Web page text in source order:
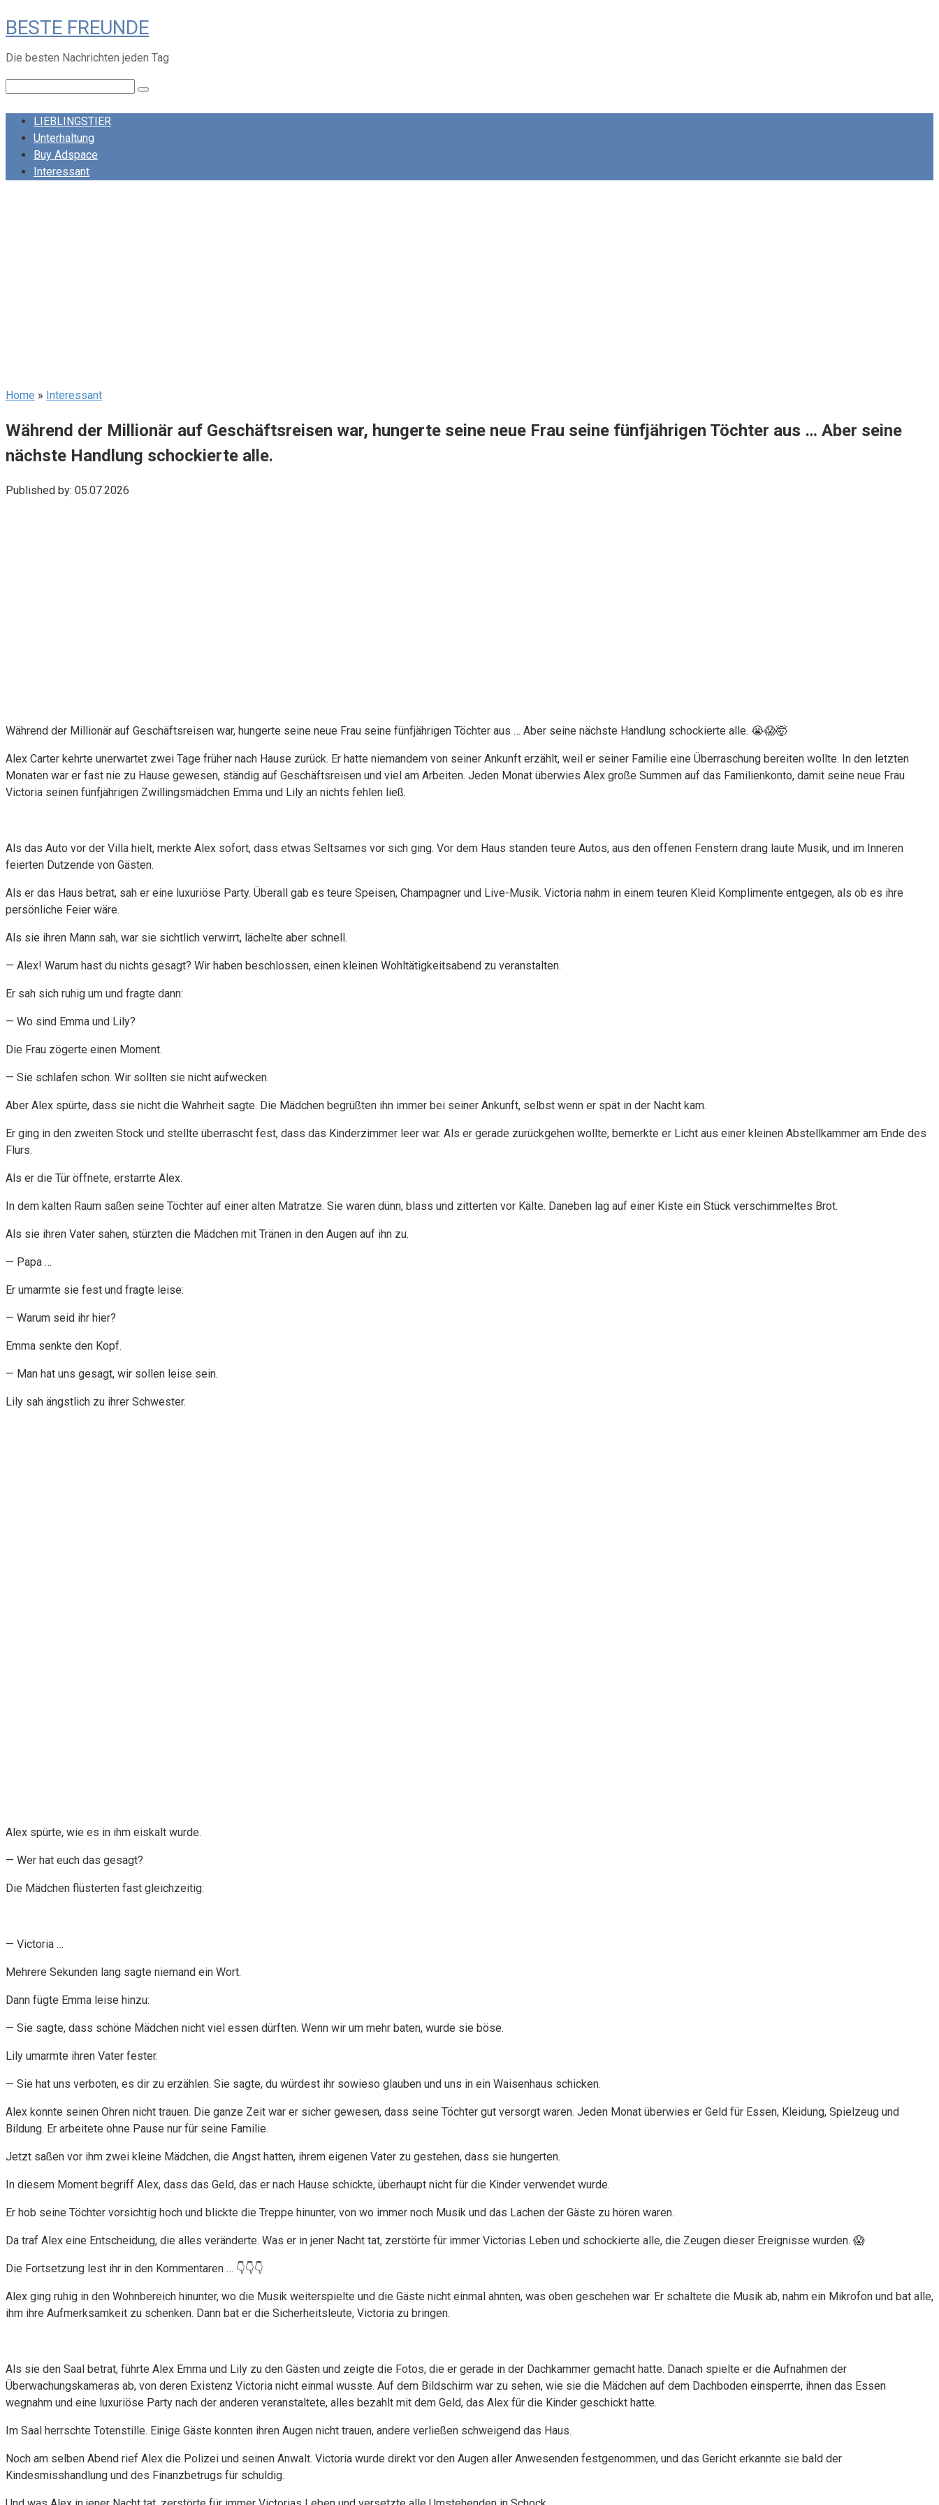
to
BESTE FREUNDE
Die besten Nachrichten jeden Tag
LIEBLINGSTIER
Unterhaltung
Buy Adspace
Interessant
Home » Interessant
Während der Millionär auf Geschäftsreisen war, hungerte seine neue Frau seine fünfjährigen Töchter aus … Aber seine
nächste Handlung schockierte alle.
Published by: 05.07.2026
Während der Millionär auf Geschäftsreisen war, hungerte seine neue Frau seine fünfjährigen Töchter aus … Aber seine nächste Handlung schockierte alle. 😭😱🤯
Alex Carter kehrte unerwartet zwei Tage früher nach Hause zurück. Er hatte niemandem von seiner Ankunft erzählt, weil er seiner Familie eine Überraschung bereiten wollte. In den letzten
Monaten war er fast nie zu Hause gewesen, ständig auf Geschäftsreisen und viel am Arbeiten. Jeden Monat überwies Alex große Summen auf das Familienkonto, damit seine neue Frau
Victoria seinen fünfjährigen Zwillingsmädchen Emma und Lily an nichts fehlen ließ.
Als das Auto vor der Villa hielt, merkte Alex sofort, dass etwas Seltsames vor sich ging. Vor dem Haus standen teure Autos, aus den offenen Fenstern drang laute Musik, und im Inneren
feierten Dutzende von Gästen.
Als er das Haus betrat, sah er eine luxuriöse Party. Überall gab es teure Speisen, Champagner und Live-Musik. Victoria nahm in einem teuren Kleid Komplimente entgegen, als ob es ihre
persönliche Feier wäre.
Als sie ihren Mann sah, war sie sichtlich verwirrt, lächelte aber schnell.
— Alex! Warum hast du nichts gesagt? Wir haben beschlossen, einen kleinen Wohltätigkeitsabend zu veranstalten.
Er sah sich ruhig um und fragte dann:
— Wo sind Emma und Lily?
Die Frau zögerte einen Moment.
— Sie schlafen schon. Wir sollten sie nicht aufwecken.
Aber Alex spürte, dass sie nicht die Wahrheit sagte. Die Mädchen begrüßten ihn immer bei seiner Ankunft, selbst wenn er spät in der Nacht kam.
Er ging in den zweiten Stock und stellte überrascht fest, dass das Kinderzimmer leer war. Als er gerade zurückgehen wollte, bemerkte er Licht aus einer kleinen Abstellkammer am Ende des
Flurs.
Als er die Tür öffnete, erstarrte Alex.
In dem kalten Raum saßen seine Töchter auf einer alten Matratze. Sie waren dünn, blass und zitterten vor Kälte. Daneben lag auf einer Kiste ein Stück verschimmeltes Brot.
Als sie ihren Vater sahen, stürzten die Mädchen mit Tränen in den Augen auf ihn zu.
— Papa …
Er umarmte sie fest und fragte leise:
— Warum seid ihr hier?
Emma senkte den Kopf.
— Man hat uns gesagt, wir sollen leise sein.
Lily sah ängstlich zu ihrer Schwester.
Alex spürte, wie es in ihm eiskalt wurde.
— Wer hat euch das gesagt?
Die Mädchen flüsterten fast gleichzeitig:
— Victoria …
Mehrere Sekunden lang sagte niemand ein Wort.
Dann fügte Emma leise hinzu:
— Sie sagte, dass schöne Mädchen nicht viel essen dürften. Wenn wir um mehr baten, wurde sie böse.
Lily umarmte ihren Vater fester.
— Sie hat uns verboten, es dir zu erzählen. Sie sagte, du würdest ihr sowieso glauben und uns in ein Waisenhaus schicken.
Alex konnte seinen Ohren nicht trauen. Die ganze Zeit war er sicher gewesen, dass seine Töchter gut versorgt waren. Jeden Monat überwies er Geld für Essen, Kleidung, Spielzeug und
Bildung. Er arbeitete ohne Pause nur für seine Familie.
Jetzt saßen vor ihm zwei kleine Mädchen, die Angst hatten, ihrem eigenen Vater zu gestehen, dass sie hungerten.
In diesem Moment begriff Alex, dass das Geld, das er nach Hause schickte, überhaupt nicht für die Kinder verwendet wurde.
Er hob seine Töchter vorsichtig hoch und blickte die Treppe hinunter, von wo immer noch Musik und das Lachen der Gäste zu hören waren.
Da traf Alex eine Entscheidung, die alles veränderte. Was er in jener Nacht tat, zerstörte für immer Victorias Leben und schockierte alle, die Zeugen dieser Ereignisse wurden. 😱
Die Fortsetzung lest ihr in den Kommentaren … 👇👇👇
Alex ging ruhig in den Wohnbereich hinunter, wo die Musik weiterspielte und die Gäste nicht einmal ahnten, was oben geschehen war. Er schaltete die Musik ab, nahm ein Mikrofon und bat alle,
ihm ihre Aufmerksamkeit zu schenken. Dann bat er die Sicherheitsleute, Victoria zu bringen.
Als sie den Saal betrat, führte Alex Emma und Lily zu den Gästen und zeigte die Fotos, die er gerade in der Dachkammer gemacht hatte. Danach spielte er die Aufnahmen der
Überwachungskameras ab, von deren Existenz Victoria nicht einmal wusste. Auf dem Bildschirm war zu sehen, wie sie die Mädchen auf dem Dachboden einsperrte, ihnen das Essen
wegnahm und eine luxuriöse Party nach der anderen veranstaltete, alles bezahlt mit dem Geld, das Alex für die Kinder geschickt hatte.
Im Saal herrschte Totenstille. Einige Gäste konnten ihren Augen nicht trauen, andere verließen schweigend das Haus.
Noch am selben Abend rief Alex die Polizei und seinen Anwalt. Victoria wurde direkt vor den Augen aller Anwesenden festgenommen, und das Gericht erkannte sie bald der
Kindesmisshandlung und des Finanzbetrugs für schuldig.